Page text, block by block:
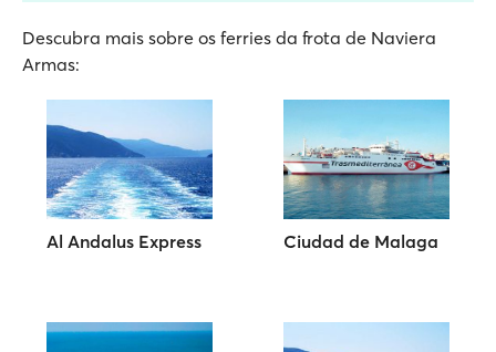
Descubra mais sobre os ferries da frota de Naviera
Armas:
Al Andalus Express Ciudad de Malaga